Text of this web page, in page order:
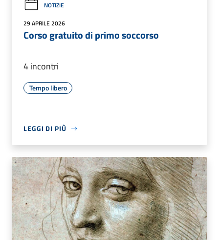
NOTIZIE
29 APRILE 2026
Corso gratuito di primo soccorso
4 incontri
Tempo libero
LEGGI DI PIÙ